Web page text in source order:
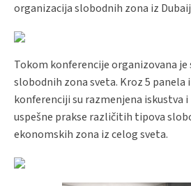
organizacija slobodnih zona iz
Tokom konferencije organizovana je
slobodnih zona sveta. Kroz 5 panela
konferenciji su razmenjena iskustva
uspešne prakse različitih tipova
ekonomskih zona iz celog sveta.